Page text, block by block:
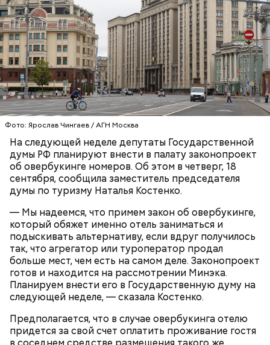
Фото: Ярослав Чингаев / АГН Москва
На следующей неделе депутаты Государственной
думы РФ планируют внести в палату законопроект
об овербукинге номеров. Об этом в четверг, 18
сентября, сообщила заместитель председателя
думы по туризму Наталья Костенко.
— Мы надеемся, что примем закон об овербукинге,
который обяжет именно отель заниматься и
подыскивать альтернативу, если вдруг получилось
так, что агрегатор или туроператор продал
больше мест, чем есть на самом деле. Законопроект
готов и находится на рассмотрении Минэка.
Планируем внести его в Государственную думу на
следующей неделе, — сказала Костенко.
Предполагается, что в случае овербукинга отелю
придется за свой счет оплатить проживание гостя
День малины со сливками отмечается в США в
честь вкусового сочетания этой ягоды со сливками.
В этот праздник люди едят не только малину со
сливками, но и другие десерты на основе этих
или сделать самостоятельно вместе со своими
родными и близкими.
— Кабачки нужно натереть длинными слайсами
(это можно сделать на специальной терке),
похожими на спагетти, и уложить в противень.
Дальше нужно добавить немного растительного
масла, соль, а сверху бросить хаотично
порезанную брынзу. Затем добавляются помидоры
черри или грунтовые, — рассказал шеф-повар.
— Там может содержаться огромное количество
нитратов, которое вызовет головокружение,
гипоксию и ухудшение физического состояния, —
предостерегла Соломатина.
Также не нужно есть дыню до корки, потому что
именно там скапливаются нитраты. И важно
тщательно ее мыть, чтобы не отравиться, добавила
собеседница «ВМ».